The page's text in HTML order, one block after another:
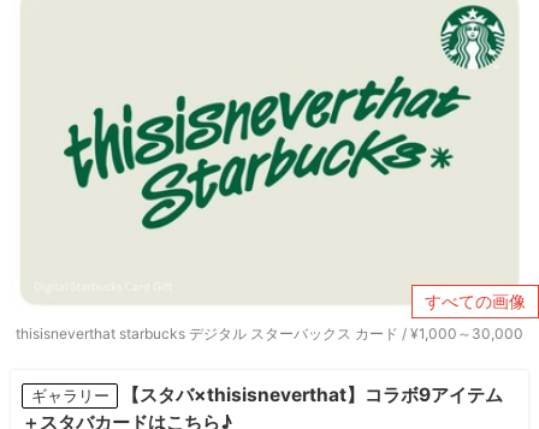
すべての画像
thisisneverthat starbucks デジタル スターバックス カード / ¥1,000～30,000
ギャラリー
【スタバ×thisisneverthat】コラボ9アイテム
＋スタバカードはこちら♪